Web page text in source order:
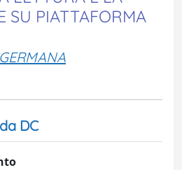
SU PIATTAFORMA
DC